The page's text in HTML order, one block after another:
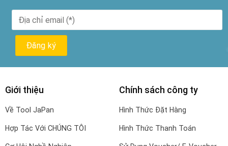
Giới thiệu
Về Tool JaPan
Hợp Tác Với CHÚNG TÔI
Chính sách công ty
Hình Thức Đặt Hàng
Hình Thức Thanh Toán